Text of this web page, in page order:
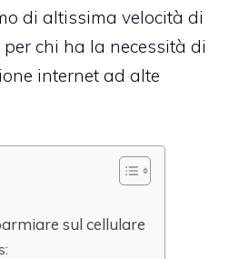
di altissima velocità di
chi ha la necessità di
internet ad alte
sul cellulare